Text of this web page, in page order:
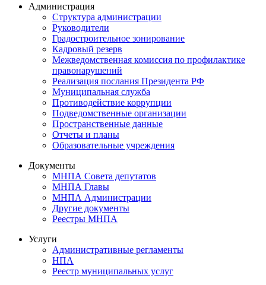
Администрация
Структура администрации
Руководители
Градостроительное зонирование
Кадровый резерв
Межведомственная комиссия по профилактике
правонарушений
Реализация послания Президента РФ
Муниципальная служба
Противодействие коррупции
Подведомственные организации
Пространственные данные
Отчеты и планы
Образовательные учреждения
Документы
МНПА Совета депутатов
МНПА Главы
МНПА Администрации
Другие документы
Реестры МНПА
Услуги
Административные регламенты
НПА
Реестр муниципальных услуг